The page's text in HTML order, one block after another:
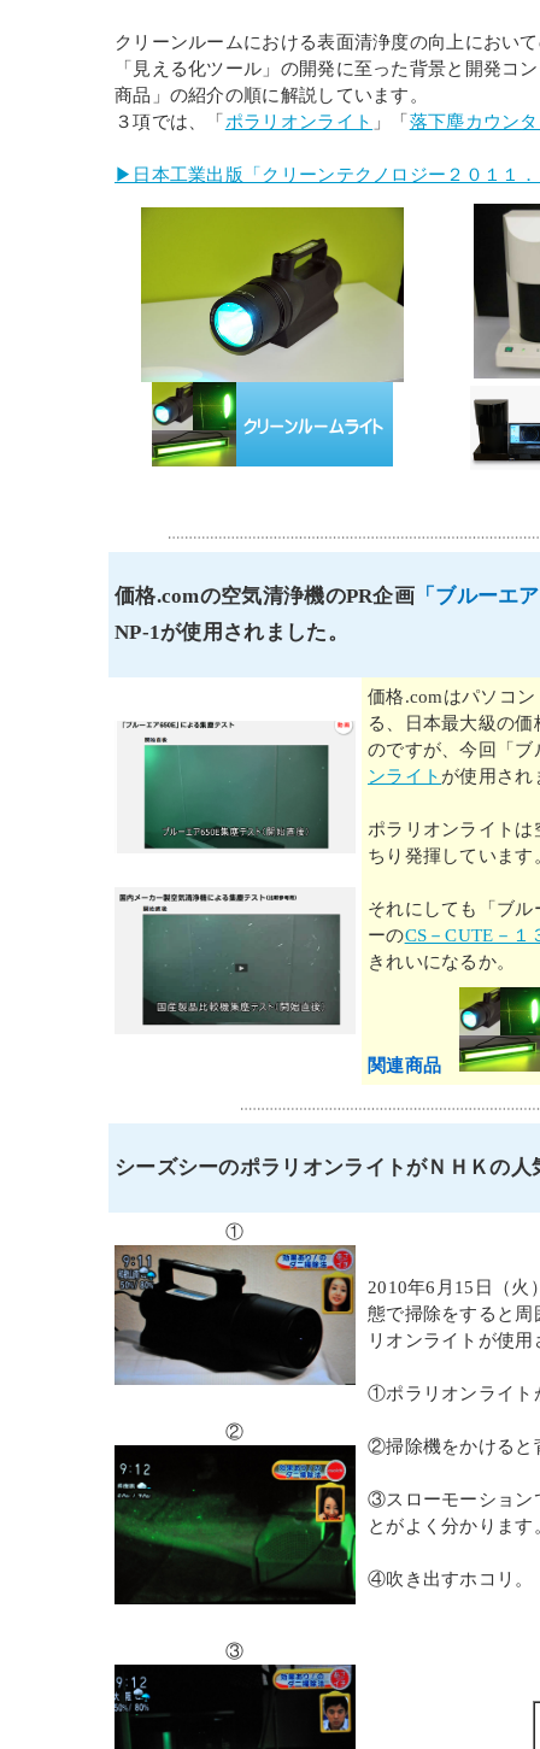
クリーンルームにおける表面清浄度の向上におい
「見える化ツール」の開発に至った背景と開発
商品」の紹介の順に解説しています。
３項では、「 ポラリオンライト 」「 落下塵カウン
▶日本工業出版「クリーンテクノロジー２０１１
価格.comの空気清浄機のPR企画 「ブルーエ
NP-1が使用されました。
価格.comはパソコ
る、日本最大級の
のですが、今回「
ンライト が使用され
ポラリオンライト
ちり発揮しています
それにしても「ブ
ーのCS－CUTE－１
きれいになるか。
関連商品
シーズシーのポラリオンライトがＮＨＫの人
①
②
③
2010年6月15日（火
態で掃除をすると
リオンライトが使
①ポラリオンライト
②掃除機をかけると
③スローモーション
とがよく分かります
④吹き出すホコリ。